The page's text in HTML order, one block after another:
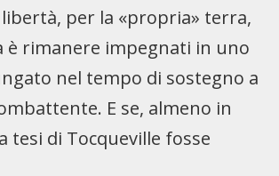
per la «propria» terra,
è rimanere impegnati in uno
nel tempo di sostegno a
E se, almeno in
tesi di Tocqueville fosse